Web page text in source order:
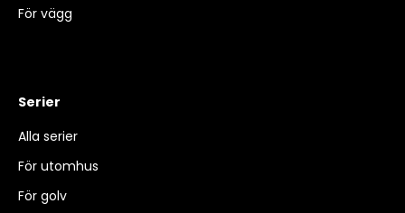
För vägg
Serier
Alla serier
För utomhus
För golv